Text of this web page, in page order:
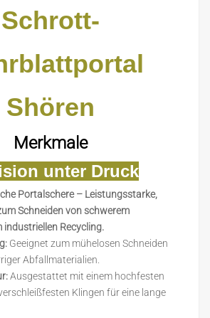
Schrott-
Shören
Merkmale
unter Druck
Portalschere – Leistungsstarke,
Schneiden von schwerem
Recycling.
Geeignet zum mühelosen Schneiden
Abfallmaterialien.
Ausgestattet mit einem hochfesten
Klingen für eine lange